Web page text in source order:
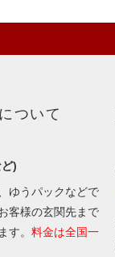
ついて
)
ゆうパックなどで
客様の玄関先まで
す。 料金は全国一